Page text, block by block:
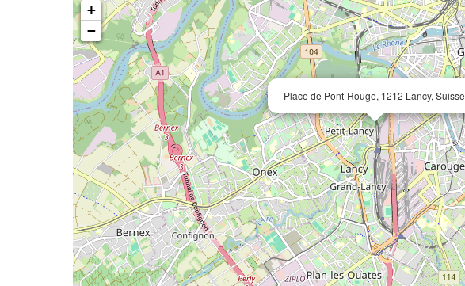
Place de Pont-Rouge, 1212 Lancy, Suisse
+
−